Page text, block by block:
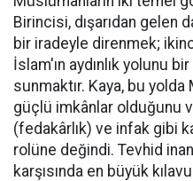
Birincisi, dışarıdan gelen
bir iradeyle direnmek;
İslam'ın aydınlık yolunu bir
sunmaktır. Kaya, bu
güçlü imkânlar olduğunu
(fedakârlık) ve infak gibi
rolüne değindi. Tevhid
karşısında en büyük